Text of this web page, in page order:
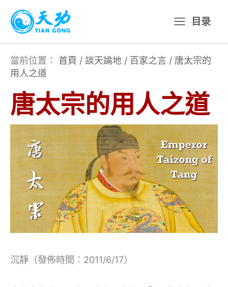
主
目录
當前位置： 首頁 / 談天論地 / 百家之言 / 唐太宗的
用人之道
唐太宗的用人之道
沉靜（發佈時間：2011/6/17）